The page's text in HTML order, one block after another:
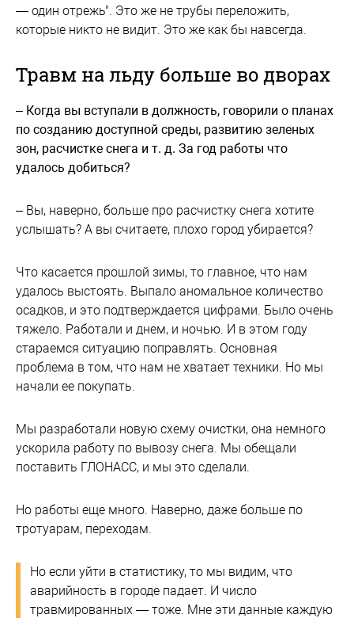
— один отрежь". Это же не трубы переложить,
которые никто не видит. Это же как бы навсегда.
Травм на льду больше во дворах
– Когда вы вступали в должность, говорили о планах
по созданию доступной среды, развитию зеленых
зон, расчистке снега и т. д. За год работы что
удалось добиться?
– Вы, наверно, больше про расчистку снега хотите
услышать? А вы считаете, плохо город убирается?
Что касается прошлой зимы, то главное, что нам
удалось выстоять. Выпало аномальное количество
осадков, и это подтверждается цифрами. Было очень
тяжело. Работали и днем, и ночью. И в этом году
стараемся ситуацию поправлять. Основная
проблема в том, что нам не хватает техники. Но мы
начали ее покупать.
Мы разработали новую схему очистки, она немного
ускорила работу по вывозу снега. Мы обещали
поставить ГЛОНАСС, и мы это сделали.
Но работы еще много. Наверно, даже больше по
тротуарам, переходам.
Но если уйти в статистику, то мы видим, что
аварийность в городе падает. И число
травмированных — тоже. Мне эти данные каждую